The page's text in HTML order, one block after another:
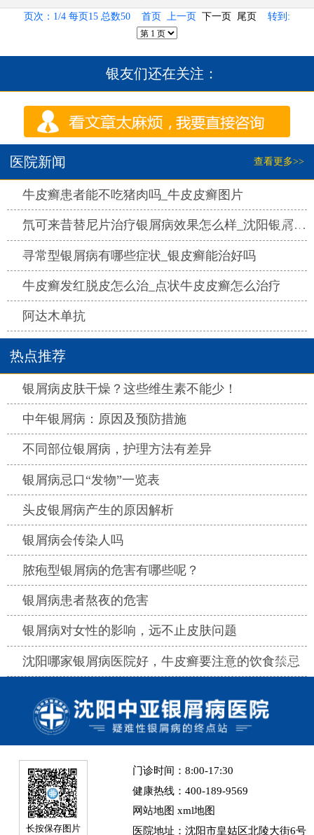
页次：1/4 每页15 总数50 首页 上一页 下一页 尾页 转到:
银友们还在关注：
医院新闻 查看更多>>
牛皮癣患者能不吃猪肉吗_牛皮皮癣图片
氘可来昔替尼片治疗银屑病效果怎么样_沈阳银屑病医院哪家好
热点
寻常型银屑病有哪些症状_银皮癣能治好吗
牛皮癣发红脱皮怎么治_点状牛皮皮癣怎么治疗热点
阿达木单抗
热点推荐
银屑病皮肤干燥？这些维生素不能少！
中年银屑病：原因及预防措施
不同部位银屑病，护理方法有差异
银屑病忌口“发物”一览表
头皮银屑病产生的原因解析
银屑病会传染人吗
脓疱型银屑病的危害有哪些呢？
银屑病患者熬夜的危害
银屑病对女性的影响，远不止皮肤问题
沈阳哪家银屑病医院好，牛皮癣要注意的饮食禁忌
热点
长按保存图片
门诊时间：8:00-17:30
健康热线：400-189-9569
网站地图 xml地图
医院地址：沈阳市皇姑区北陵大街6号